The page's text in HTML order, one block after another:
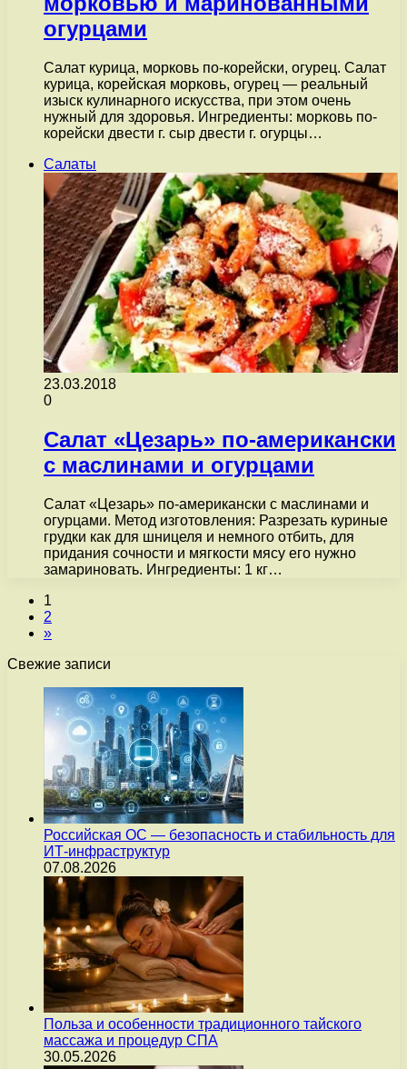
огурцами
Салат курица, морковь по-корейски, огурец. Салат
курица, корейская морковь, огурец — реальный
изыск кулинарного искусства, при этом очень
нужный для здоровья. Ингредиенты: морковь по-
корейски двести г. сыр двести г. огурцы…
Салаты
23.03.2018
0
Салат «Цезарь» по-американски
с маслинами и огурцами
Салат «Цезарь» по-американски с маслинами и
огурцами. Метод изготовления: Разрезать куриные
грудки как для шницеля и немного отбить, для
придания сочности и мягкости мясу его нужно
замариновать. Ингредиенты: 1 кг…
1
2
»
Свежие записи
Российская ОС — безопасность и стабильность для
ИТ-инфраструктур
07.08.2026
Польза и особенности традиционного тайского
массажа и процедур СПА
30.05.2026